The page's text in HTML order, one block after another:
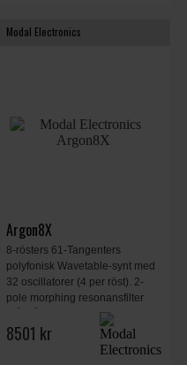
Modal Electronics
Argon8X
8-rösters 61-Tangenters
polyfonisk Wavetable-synt med
32 oscillatorer (4 per röst). 2-
pole morphing resonansfilter
(från lågpass, via bandpass till
högpass).
8501 kr